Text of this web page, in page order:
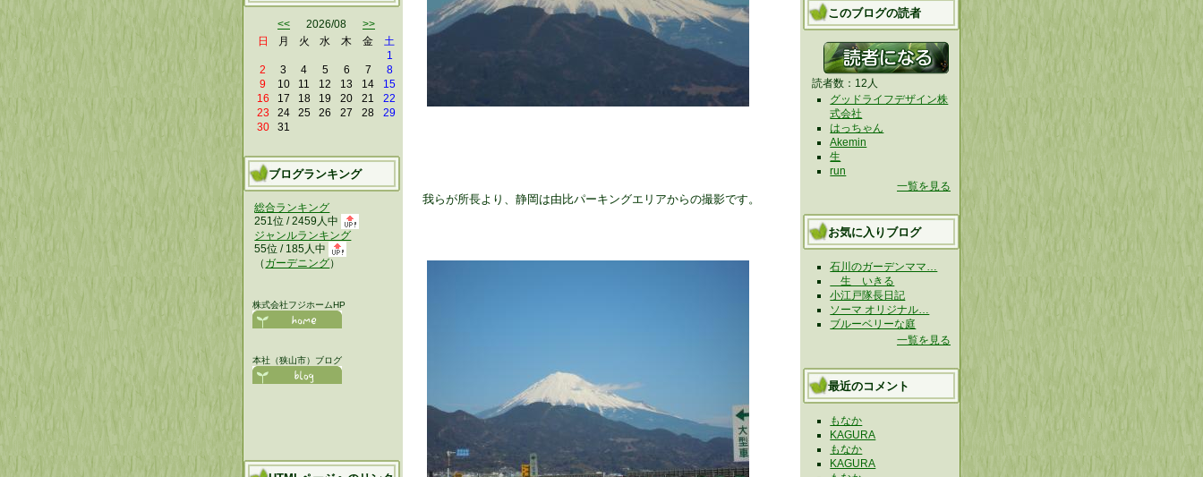
我らが所長より、静岡は由比パーキングエリアからの撮影です。
<< 2026/08 >>
日
月 火 水 木 金
土
1
2
3 4 5 6 7
8
9
10 11 12 13 14
15
16
17 18 19 20 21
22
23
24 25 26 27 28
29
30
31
ブログランキング
総合ランキング
251位 / 2459人中
ジャンルランキング
55位 / 185人中
（ ガーデニング）
株式会社フジホームHP
本社（狭山市）ブログ
このブログの読者
読者数：12人
グッドライフデザイン株
式会社
はっちゃん
Akemin
生
run
一覧を見る
お気に入りブログ
石川のガーデンママ…
生 いきる
小江戸隊長日記
ソーマ オリジナル…
ブルーベリーな庭
一覧を見る
最近のコメント
もなか
KAGURA
もなか
KAGURA